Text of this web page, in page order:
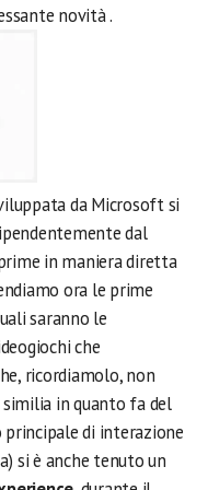
novità .
da Microsoft si
dal
in maniera diretta
ora le prime
saranno le
che
ricordiamolo, non
in quanto fa del
di interazione
si è anche tenuto un